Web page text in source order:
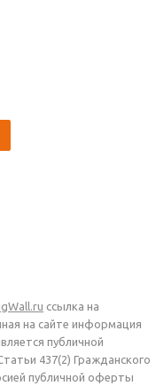
ссылка на
на сайте информация
публичной
437(2) Гражданского
публичной оферты